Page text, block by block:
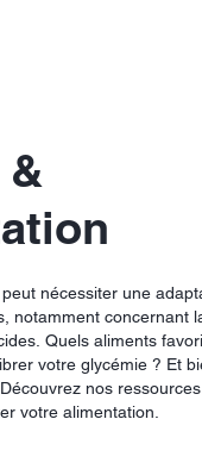
&
nécessiter une
notamment concernant
Quels aliments
votre glycémie ? Et
nos
votre alimentation.